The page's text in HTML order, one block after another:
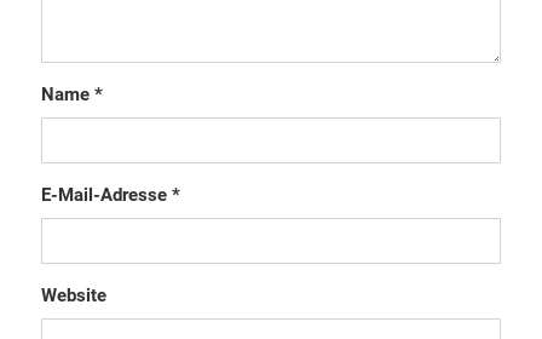
Name *
E-Mail-Adresse *
Website